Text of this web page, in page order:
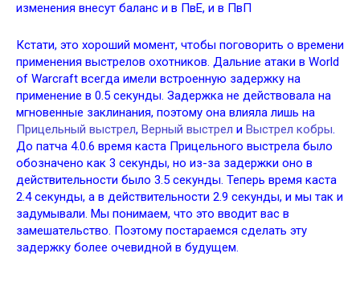
изменения внесут баланс и в ПвЕ, и в ПвП
Кстати, это хороший момент, чтобы поговорить о времени
применения выстрелов охотников. Дальние атаки в World
of Warcraft всегда имели встроенную задержку на
применение в 0.5 секунды. Задержка не действовала на
мгновенные заклинания, поэтому она влияла лишь на
Прицельный выстрел, Верный выстрел и Выстрел кобры.
До патча 4.0.6 время каста Прицельного выстрела было
обозначено как 3 секунды, но из-за задержки оно в
действительности было 3.5 секунды. Теперь время каста
2.4 секунды, а в действительности 2.9 секунды, и мы так и
задумывали. Мы понимаем, что это вводит вас в
замешательство. Поэтому постараемся сделать эту
задержку более очевидной в будущем.